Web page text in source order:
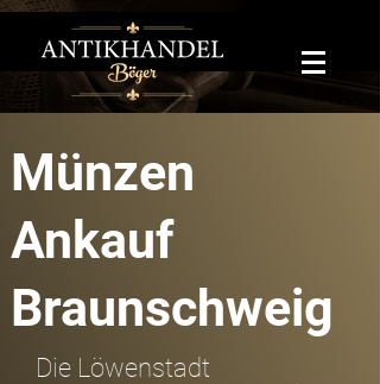
Münzen
Ankauf
Braunschweig
Die Löwenstadt